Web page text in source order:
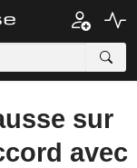
sur
avec